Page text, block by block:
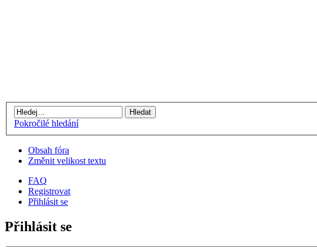
Pokročilé hledání
Obsah fóra
Změnit velikost textu
FAQ
Registrovat
Přihlásit se
Přihlásit se